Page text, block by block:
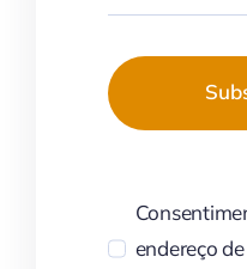
endereço